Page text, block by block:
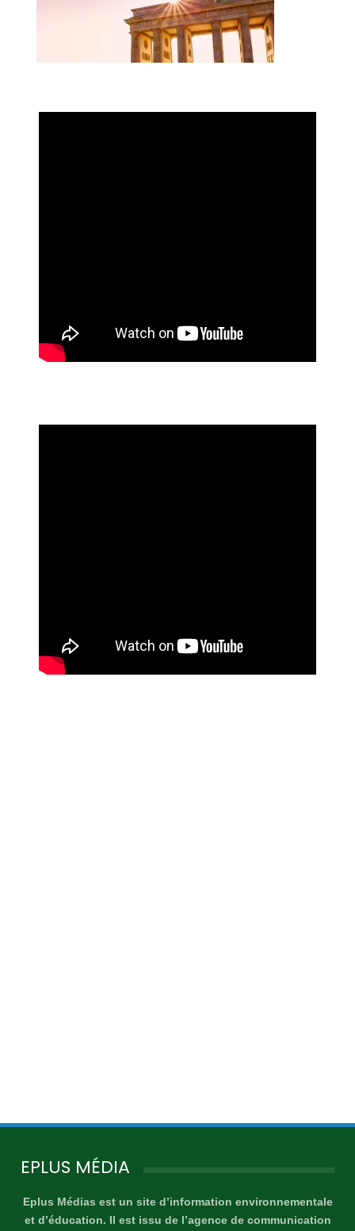
EPLUS MÉDIA
Eplus Médias est un site d’information environnementale
et d’éducation. Il est issu de l’agence de communication